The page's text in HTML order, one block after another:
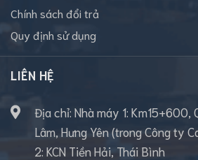
Chính sách đổi trả
Quy định sử dụng
LIÊN HỆ
Địa chỉ: Nhà máy 1: Km15+600,
Lâm, Hưng Yên (trong Công ty
2: KCN Tiền Hải, Thái Bình